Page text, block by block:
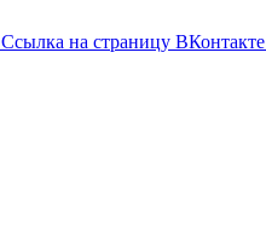
Ссылка на страницу ВКонтакте